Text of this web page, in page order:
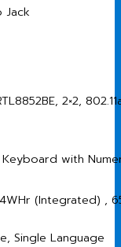
Jack
2×2,
with
(Integrated) ,
Single Language